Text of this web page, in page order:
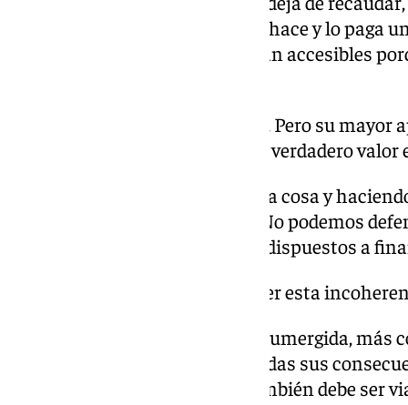
legalmente frente a quien no lo hace y lo paga
determinados servicios solo sean accesibles
La regularización era necesaria. Pero su
administrativa o migratoria. Su verdadero
No podemos seguir diciendo una cosa y
derechos sin aceptar su coste. No podemos
que, en la práctica, no estamos dispuestos a
¿Hasta cuándo vamos a sostener esta
Si queremos menos economía sumergida, más
tendremos que asumirlo con todas sus
no solo debe ser obligatorio. También debe ser